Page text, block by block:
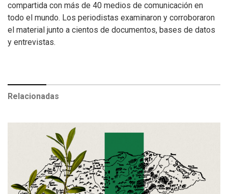
compartida con más de 40 medios de comunicación en
todo el mundo. Los periodistas examinaron y corroboraron
el material junto a cientos de documentos, bases de datos
y entrevistas.
Relacionadas